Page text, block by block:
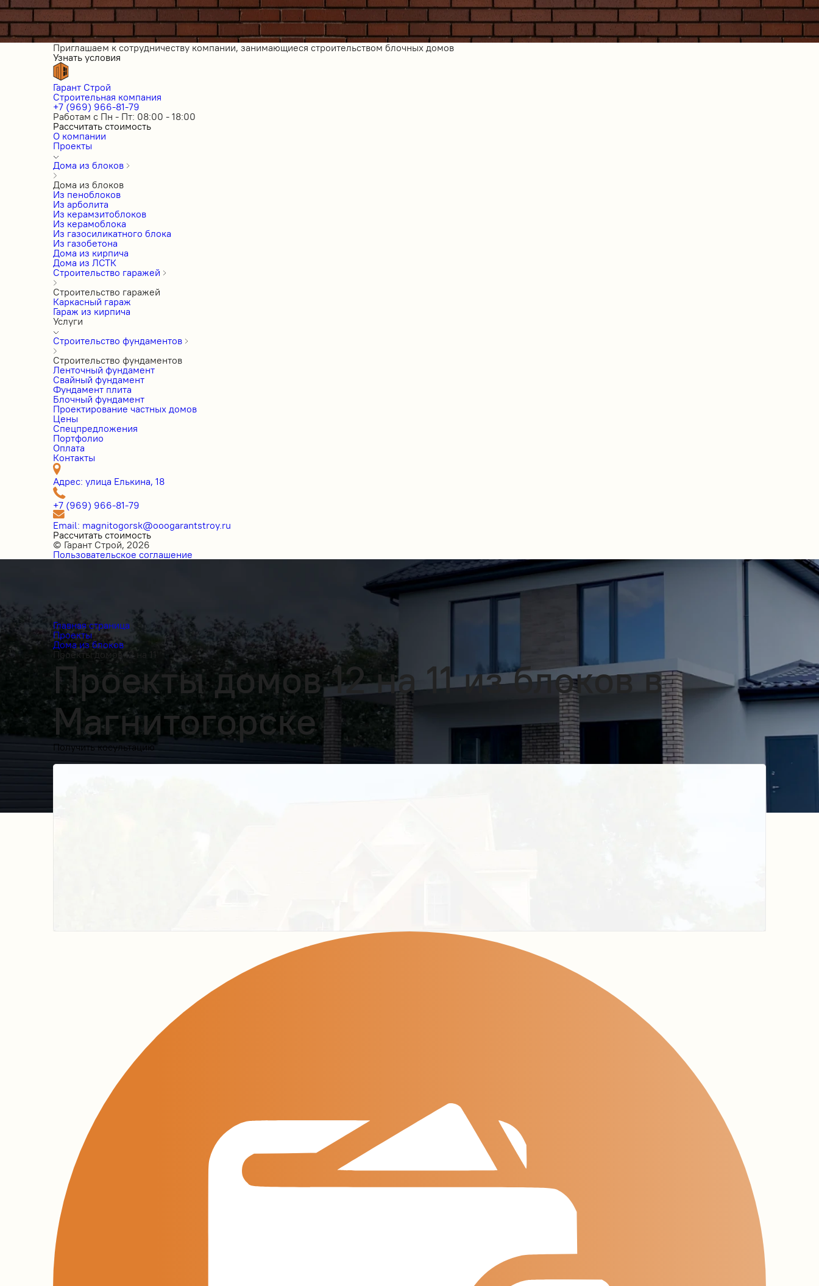
Приглашаем к сотрудничеству компании, занимающиеся строительством блочных домов
Узнать условия
Гарант Строй
Строительная компания
+7 (969) 966-81-79
Работам с Пн - Пт: 08:00 - 18:00
Рассчитать стоимость
О компании
Проекты
Дома из блоков
Дома из блоков
Из пеноблоков
Из арболита
Из керамзитоблоков
Из керамоблока
Из газосиликатного блока
Из газобетона
Дома из кирпича
Дома из ЛСТК
Строительство гаражей
Строительство гаражей
Каркасный гараж
Гараж из кирпича
Услуги
Строительство фундаментов
Строительство фундаментов
Ленточный фундамент
Свайный фундамент
Фундамент плита
Блочный фундамент
Проектирование частных домов
Цены
Cпецпредложения
Портфолио
Оплата
Контакты
Адрес: улица Елькина, 18
+7 (969) 966-81-79
Email: magnitogorsk@ooogarantstroy.ru
Рассчитать стоимость
© Гарант Строй, 2026
Пользовательское соглашение
Главная страница
Проекты
Дома из блоков
Проекты домов 12 на 11
Проекты домов 12 на 11 из блоков в
Магнитогорске
Получить косультацию